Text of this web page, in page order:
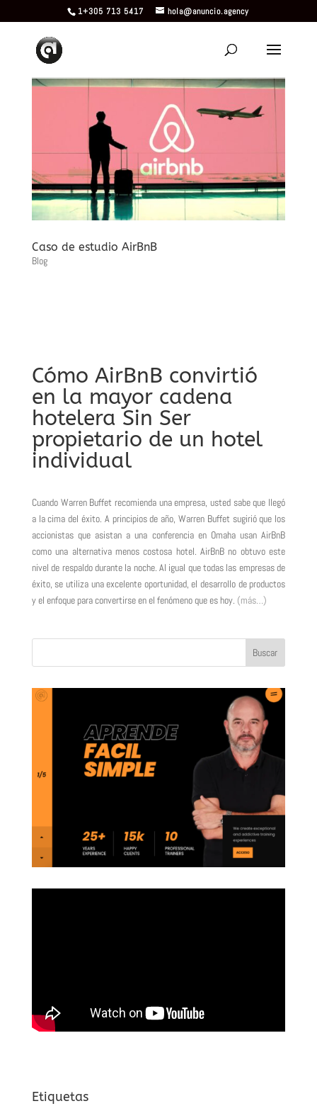
1+305 713 5417 hola@anuncio.agency
Caso de estudio AirBnB
Blog
Cómo AirBnB convirtió
en la mayor cadena
hotelera Sin Ser
propietario de un hotel
individual
Cuando Warren Buffet recomienda una empresa, usted sabe que llegó
a la cima del éxito. A principios de año, Warren Buffet sugirió que los
accionistas que asistan a una conferencia en Omaha usan AirBnB
como una alternativa menos costosa hotel. AirBnB no obtuvo este
nivel de respaldo durante la noche. Al igual que todas las empresas de
éxito, se utiliza una excelente oportunidad, el desarrollo de productos
y el enfoque para convertirse en el fenómeno que es hoy. (más…)
Etiquetas